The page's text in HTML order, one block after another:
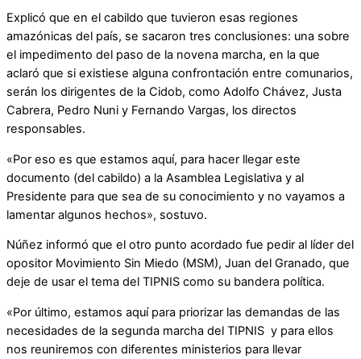
Explicó que en el cabildo que tuvieron esas regiones
amazónicas del país, se sacaron tres conclusiones: una sobre
el impedimento del paso de la novena marcha, en la que
aclaró que si existiese alguna confrontación entre comunarios,
serán los dirigentes de la Cidob, como Adolfo Chávez, Justa
Cabrera, Pedro Nuni y Fernando Vargas, los directos
responsables.
«Por eso es que estamos aquí, para hacer llegar este
documento (del cabildo) a la Asamblea Legislativa y al
Presidente para que sea de su conocimiento y no vayamos a
lamentar algunos hechos», sostuvo.
Núñez informó que el otro punto acordado fue pedir al líder del
opositor Movimiento Sin Miedo (MSM), Juan del Granado, que
deje de usar el tema del TIPNIS como su bandera política.
«Por último, estamos aquí para priorizar las demandas de las
necesidades de la segunda marcha del TIPNIS y para ellos
nos reuniremos con diferentes ministerios para llevar